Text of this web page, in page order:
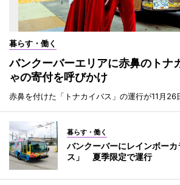
暮らす・働く
バンクーバーエリアに赤鼻のト
ゃの寄付を呼びかけ
赤鼻を付けた「トナカイバス」の運行が11月26
暮らす・働く
バンクーバーにレインボー
ス」 夏季限定で運行